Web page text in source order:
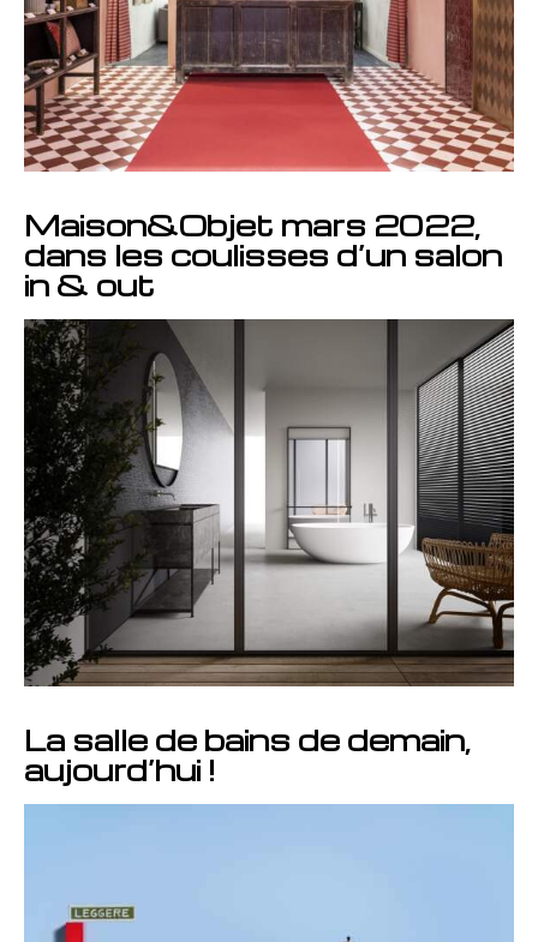
Maison&Objet mars 2022,
dans les coulisses d’un salon
in & out
La salle de bains de demain,
aujourd’hui !